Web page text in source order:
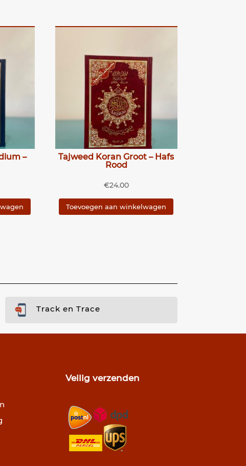
–
Tajweed Koran Groot – Hafs
Rood
€24.00
Toevoegen aan winkelwagen
Track en Trace
Veilig verzenden